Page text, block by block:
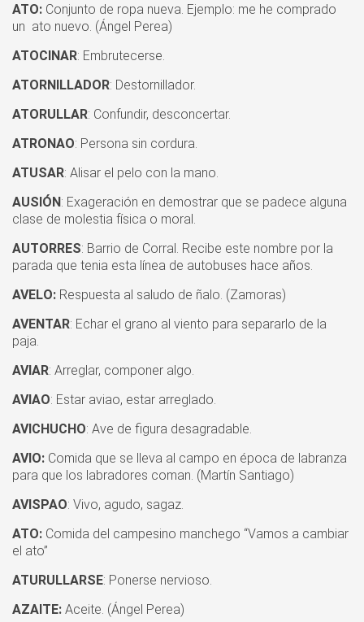
ATO: Conjunto de ropa nueva. Ejemplo: me he comprado
un ato nuevo. (Ángel Perea)
ATOCINAR: Embrutecerse.
ATORNILLADOR: Destornillador.
ATORULLAR: Confundir, desconcertar.
ATRONAO: Persona sin cordura.
ATUSAR: Alisar el pelo con la mano.
AUSIÓN: Exageración en demostrar que se padece alguna
clase de molestia física o moral.
AUTORRES: Barrio de Corral. Recibe este nombre por la
parada que tenia esta línea de autobuses hace años.
AVELO: Respuesta al saludo de ñalo. (Zamoras)
AVENTAR: Echar el grano al viento para separarlo de la
paja.
AVIAR: Arreglar, componer algo.
AVIAO: Estar aviao, estar arreglado.
AVICHUCHO: Ave de figura desagradable.
AVIO: Comida que se lleva al campo en época de labranza
para que los labradores coman. (Martín Santiago)
AVISPAO: Vivo, agudo, sagaz.
ATO: Comida del campesino manchego “Vamos a cambiar
el ato”
ATURULLARSE: Ponerse nervioso.
AZAITE: Aceite. (Ángel Perea)